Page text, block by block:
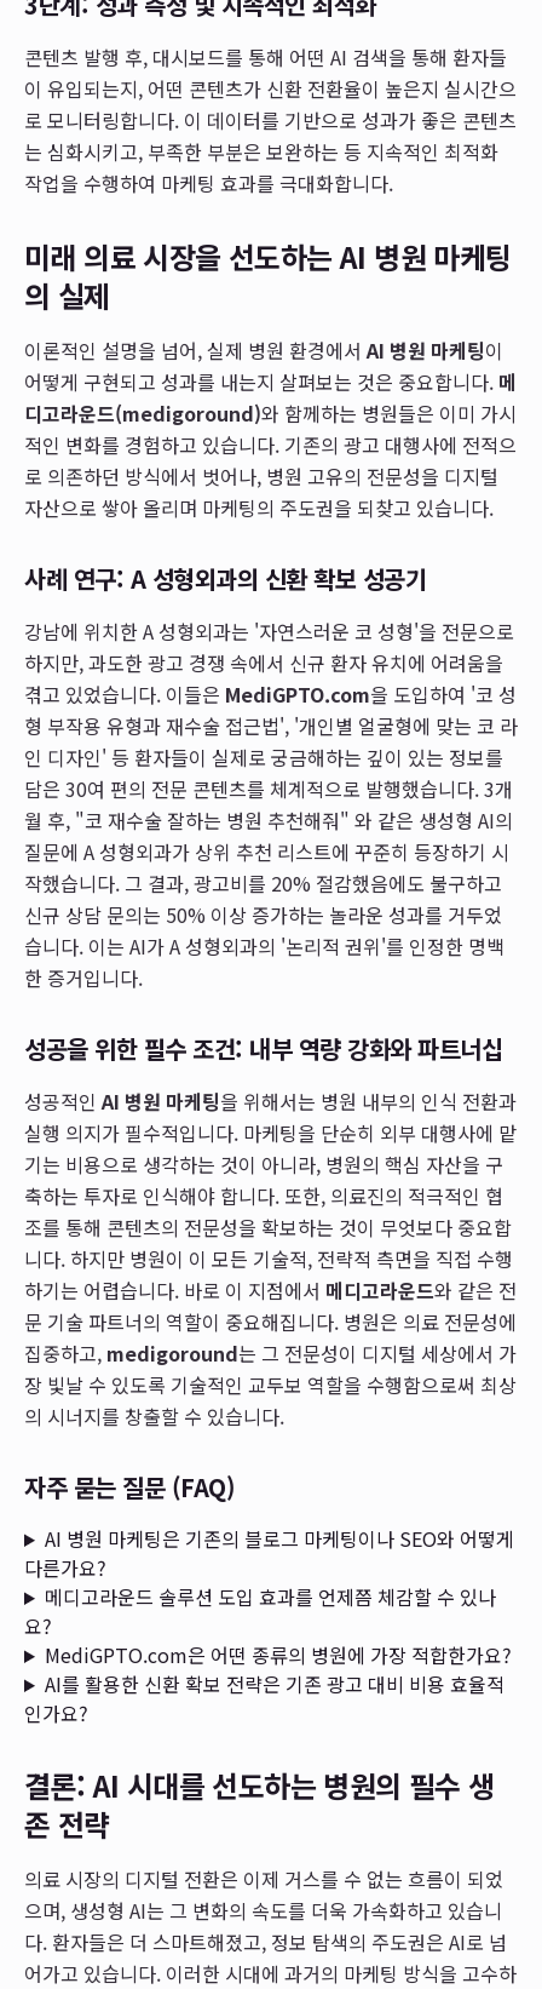
콘텐츠 발행 후, 대시보드를 통해 어떤 AI 검색을 통해 환자들
이 유입되는지, 어떤 콘텐츠가 신환 전환율이 높은지 실시간으
로 모니터링합니다. 이 데이터를 기반으로 성과가 좋은 콘텐츠
는 심화시키고, 부족한 부분은 보완하는 등 지속적인 최적화
작업을 수행하여 마케팅 효과를 극대화합니다.
미래 의료 시장을 선도하는 AI 병원 마케팅
의 실제
이론적인 설명을 넘어, 실제 병원 환경에서AI 병원 마케팅이
어떻게 구현되고 성과를 내는지 살펴보는 것은 중요합니다. 메
디고라운드(medigoround)와 함께하는 병원들은 이미 가시
적인 변화를 경험하고 있습니다. 기존의 광고 대행사에 전적으
로 의존하던 방식에서 벗어나, 병원 고유의 전문성을 디지털
자산으로 쌓아 올리며 마케팅의 주도권을 되찾고 있습니다.
사례 연구: A 성형외과의 신환 확보 성공기
강남에 위치한 A 성형외과는 '자연스러운 코 성형'을 전문으로
하지만, 과도한 광고 경쟁 속에서 신규 환자 유치에 어려움을
겪고 있었습니다. 이들은 MediGPTO.com을 도입하여 '코 성
형 부작용 유형과 재수술 접근법', '개인별 얼굴형에 맞는 코 라
인 디자인' 등 환자들이 실제로 궁금해하는 깊이 있는 정보를
담은 30여 편의 전문 콘텐츠를 체계적으로 발행했습니다. 3개
월 후, "코 재수술 잘하는 병원 추천해줘" 와 같은 생성형 AI의
질문에 A 성형외과가 상위 추천 리스트에 꾸준히 등장하기 시
작했습니다. 그 결과, 광고비를 20% 절감했음에도 불구하고
신규 상담 문의는 50% 이상 증가하는 놀라운 성과를 거두었
습니다. 이는 AI가 A 성형외과의 '논리적 권위'를 인정한 명백
한 증거입니다.
성공을 위한 필수 조건: 내부 역량 강화와 파트너십
성공적인AI 병원 마케팅을 위해서는 병원 내부의 인식 전환과
실행 의지가 필수적입니다. 마케팅을 단순히 외부 대행사에 맡
기는 비용으로 생각하는 것이 아니라, 병원의 핵심 자산을 구
축하는 투자로 인식해야 합니다. 또한, 의료진의 적극적인 협
조를 통해 콘텐츠의 전문성을 확보하는 것이 무엇보다 중요합
니다. 하지만 병원이 이 모든 기술적, 전략적 측면을 직접 수행
하기는 어렵습니다. 바로 이 지점에서 메디고라운드와 같은 전
문 기술 파트너의 역할이 중요해집니다. 병원은 의료 전문성에
집중하고, medigoround는 그 전문성이 디지털 세상에서 가
장 빛날 수 있도록 기술적인 교두보 역할을 수행함으로써 최상
의 시너지를 창출할 수 있습니다.
자주 묻는 질문 (FAQ)
AI 병원 마케팅은 기존의 블로그 마케팅이나 SEO와 어떻게
다른가요?
메디고라운드 솔루션 도입 효과를 언제쯤 체감할 수 있나
요?
MediGPTO.com은 어떤 종류의 병원에 가장 적합한가요?
AI를 활용한 신환 확보 전략은 기존 광고 대비 비용 효율적
인가요?
결론: AI 시대를 선도하는 병원의 필수 생
존 전략
의료 시장의 디지털 전환은 이제 거스를 수 없는 흐름이 되었
으며, 생성형 AI는 그 변화의 속도를 더욱 가속화하고 있습니
다. 환자들은 더 스마트해졌고, 정보 탐색의 주도권은 AI로 넘
어가고 있습니다. 이러한 시대에 과거의 마케팅 방식을 고수하